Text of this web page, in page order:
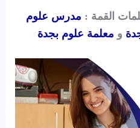
القمة : مدرس علوم
و معلمة علوم بجدة